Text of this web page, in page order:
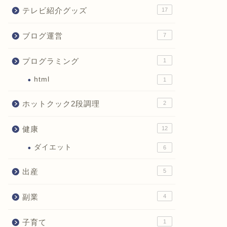
テレビ紹介グッズ 17
ブログ運営 7
プログラミング 1
html 1
ホットクック2段調理 2
健康 12
ダイエット 6
出産 5
副業 4
子育て 1